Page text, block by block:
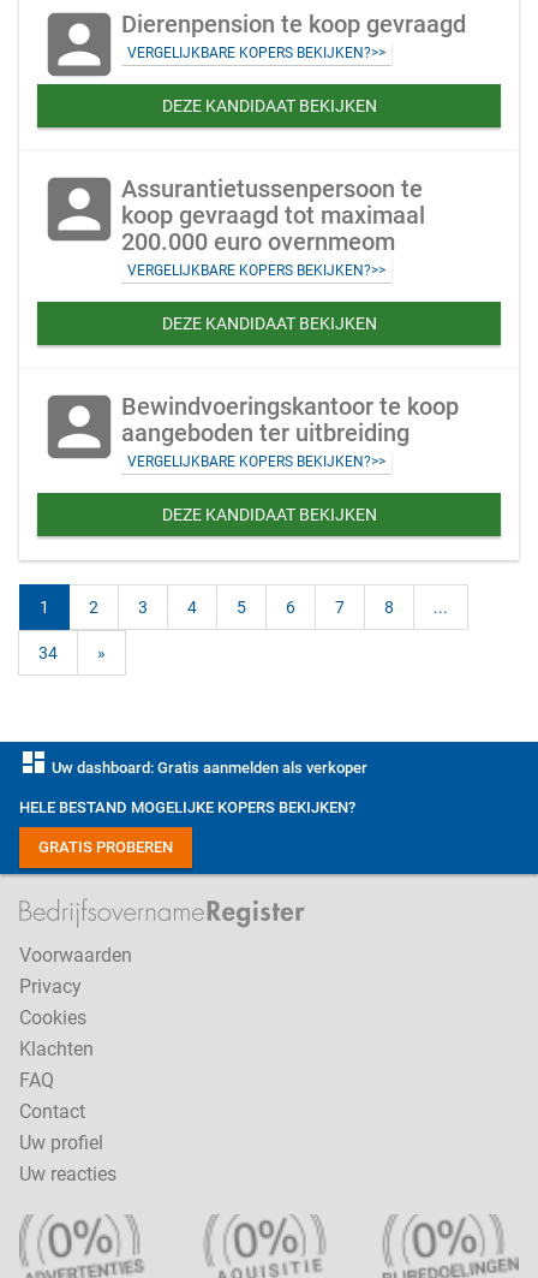
account_box Dierenpension te koop gevraagd
VERGELIJKBARE KOPERS BEKIJKEN?>>
DEZE KANDIDAAT BEKIJKEN
account_box Assurantietussenpersoon te
koop gevraagd tot maximaal
200.000 euro overnmeom
VERGELIJKBARE KOPERS BEKIJKEN?>>
DEZE KANDIDAAT BEKIJKEN
account_box Bewindvoeringskantoor te koop
aangeboden ter uitbreiding
VERGELIJKBARE KOPERS BEKIJKEN?>>
DEZE KANDIDAAT BEKIJKEN
1 2 3 4 5 6 7 8 ...
34 »
dashboard Uw dashboard: Gratis aanmelden als verkoper
HELE BESTAND MOGELIJKE KOPERS BEKIJKEN?
GRATIS PROBEREN
Voorwaarden
Privacy
Cookies
Klachten
FAQ
Contact
Uw profiel
Uw reacties